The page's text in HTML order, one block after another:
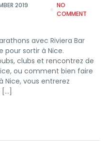
2019
NO
COMMENT
avec Riviera Bar
pour sortir à Nice.
clubs et rencontrez de
ou comment bien faire
Nice, vous entrerez
[…]